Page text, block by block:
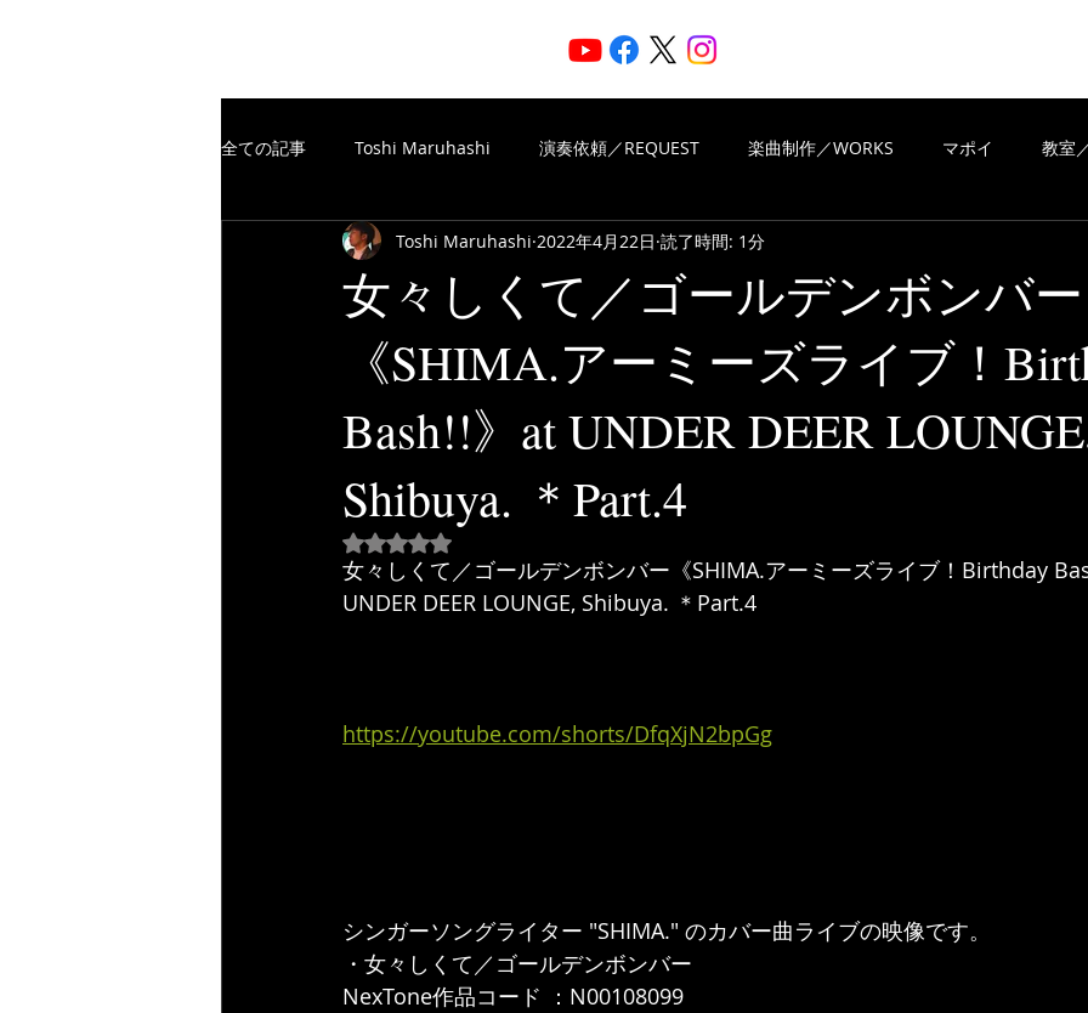
全ての記事 Toshi Maruhashi 演奏依頼／REQUEST 楽曲制作／WORKS マポイ 教室
楽譜制作／SCORE TheFreeSpiritsMusic 楽曲制作／WORKS
楽譜制作／SCORE VIEWS OF REVIEWS Piascore
女々しくて／ゴールデンボンバー
《SHIMA.アーミーズライブ！
Bash!!》at UNDER DEER
Shibuya. ＊Part.4
Toshi Maruhashi 2022年4月22日 読了時間: 1分
5つ星のうちNaNと評価されています。
女々しくて／ゴールデンボンバー《SHIMA.アーミーズライブ！Birthday
UNDER DEER LOUNGE, Shibuya. ＊Part.4
https://youtube.com/shorts/DfqXjN2bpGg
シンガーソングライター "SHIMA." のカバー曲ライブの映像です。
・女々しくて／ゴールデンボンバー
NexTone作品コード ：N00108099